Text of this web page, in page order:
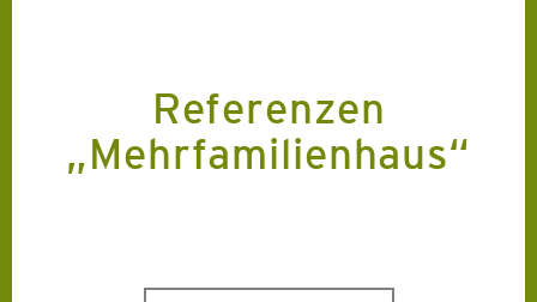
Referenzen
„Mehrfamilienhaus“